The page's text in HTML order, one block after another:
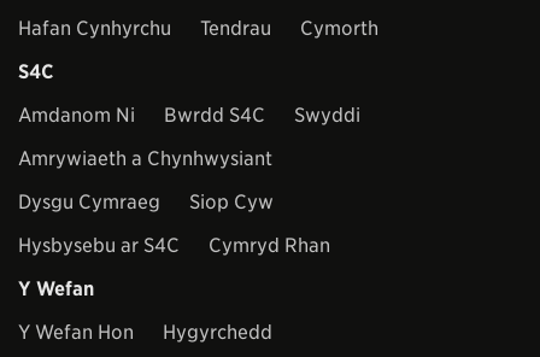
Hafan Cynhyrchu
Tendrau
Cymorth
S4C
Amdanom Ni
Bwrdd S4C
Swyddi
Amrywiaeth a Chynhwysiant
Dysgu Cymraeg
Siop Cyw
Hysbysebu ar S4C
Cymryd Rhan
Y Wefan
Y Wefan Hon
Hygyrchedd